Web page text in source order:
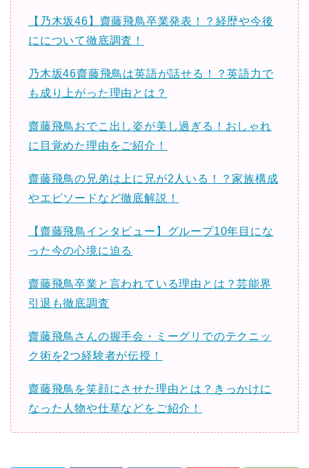
【乃木坂46】齋藤飛鳥卒業発表！？経歴や今後
にについて徹底調査！
乃木坂46齋藤飛鳥は英語が話せる！？英語力で
も成り上がった理由とは？
齋藤飛鳥おでこ出し姿が美し過ぎる！おしゃれ
に目覚めた理由をご紹介！
齋藤飛鳥の兄弟は上に兄が2人いる！？家族構成
やエピソードなど徹底解説！
【齋藤飛鳥インタビュー】グループ10年目にな
った今の心境に迫る
齋藤飛鳥卒業と言われている理由とは？芸能界
引退も徹底調査
齋藤飛鳥さんの握手会・ミーグリでのテクニッ
ク術を2つ経験者が伝授！
齋藤飛鳥を笑顔にさせた理由とは？きっかけに
なった人物や仕草などをご紹介！